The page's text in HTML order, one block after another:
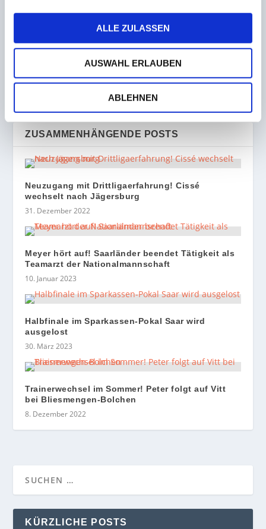
ALLE ZULASSEN
AUSWAHL ERLAUBEN
ABLEHNEN
VORHERIGE
Trainerwechsel im
Sommer! Altinisik verlässt
NÄCHSTE
Max Reis in ADAC Stiftung
Sport und Motorsport
ZUSAMMENHÄNGENDE POSTS
Neuzugang mit Drittligaerfahrung! Cissé
wechselt nach Jägersburg
31. Dezember 2022
Meyer hört auf! Saarländer beendet Tätigkeit als
Teamarzt der Nationalmannschaft
10. Januar 2023
Halbfinale im Sparkassen-Pokal Saar wird
ausgelost
30. März 2023
Trainerwechsel im Sommer! Peter folgt auf Vitt
bei Bliesmengen-Bolchen
8. Dezember 2022
KÜRZLICHE POSTS